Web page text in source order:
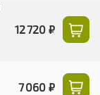
12 720 ₽
7 060 ₽